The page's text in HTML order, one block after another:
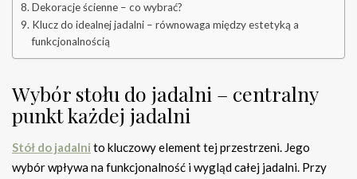
Dekoracje ścienne – co wybrać?
Klucz do idealnej jadalni – równowaga między estetyką a
funkcjonalnością
Wybór stołu do jadalni – centralny
punkt każdej jadalni
Stół do jadalni to kluczowy element tej przestrzeni. Jego
wybór wpływa na funkcjonalność i wygląd całej jadalni. Przy